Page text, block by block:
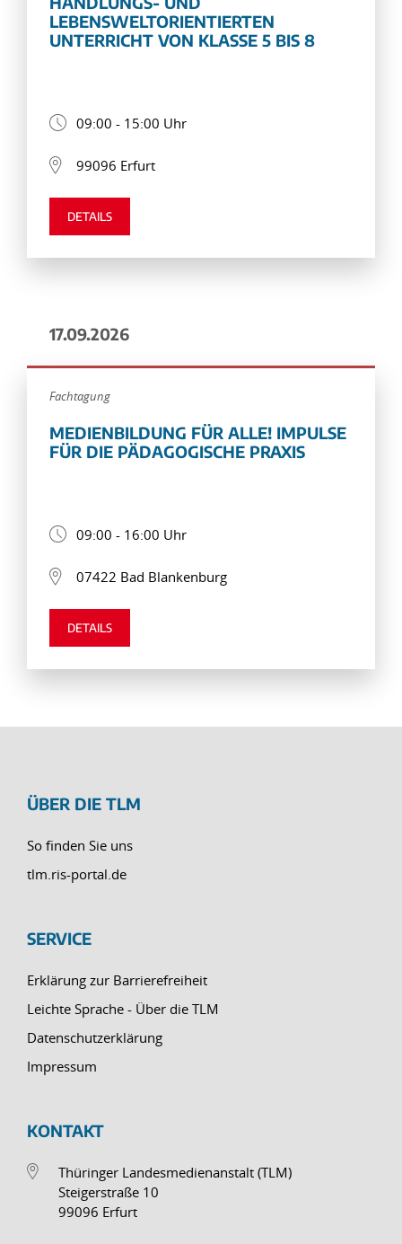
LEBENSWELTORIENTIERTEN
UNTERRICHT VON KLASSE 5 BIS 8
09:00 - 15:00 Uhr
99096 Erfurt
DETAILS
17.09.2026
Fachtagung
MEDIENBILDUNG FÜR ALLE! IMPULSE
FÜR DIE PÄDAGOGISCHE PRAXIS
09:00 - 16:00 Uhr
07422 Bad Blankenburg
DETAILS
ÜBER DIE TLM
So finden Sie uns
tlm.ris-portal.de
SERVICE
Erklärung zur Barrierefreiheit
Leichte Sprache - Über die TLM
Datenschutzerklärung
Impressum
KONTAKT
Thüringer Landesmedienanstalt (TLM)
Steigerstraße 10
99096 Erfurt